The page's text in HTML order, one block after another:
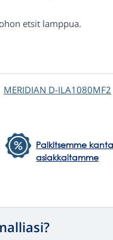
etsit lamppua.
MERIDIAN D-ILA1080MF2
Palkitsemme
asiakkaitamme